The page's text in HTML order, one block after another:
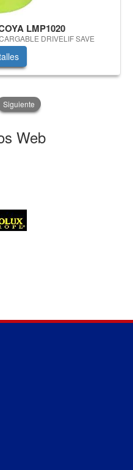
LMP1020
DRIVELIF SAVE
Siguiente
Web